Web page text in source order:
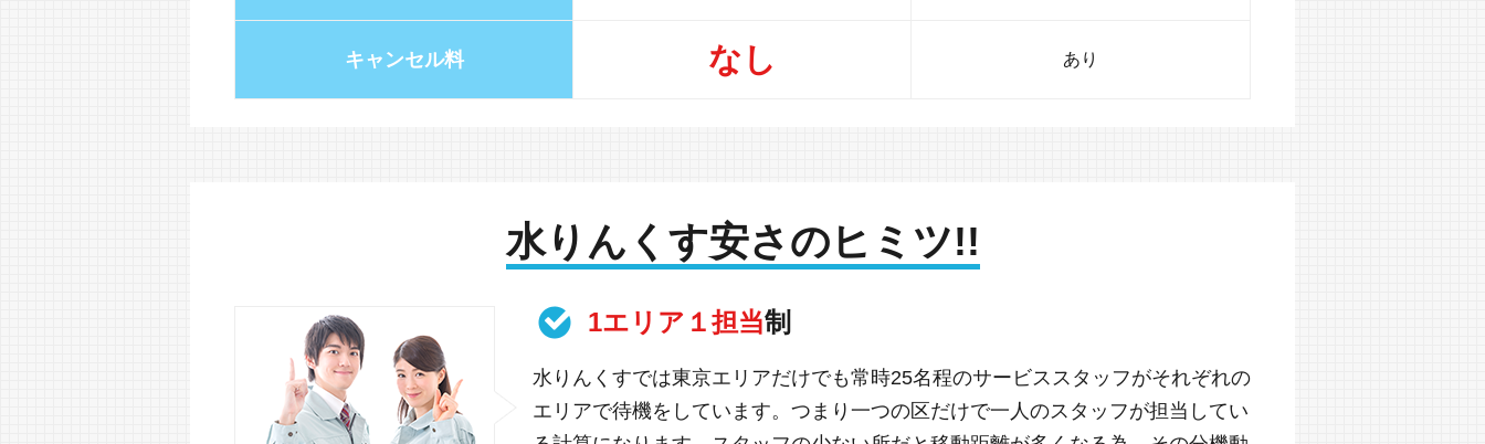
キャンセル料 なし あり
水りんくす安さのヒミツ!!
1エリア１担当制
水りんくすでは東京エリアだけでも常時25名程のサービススタッフがそれぞれの
エリアで待機をしています。つまり一つの区だけで一人のスタッフが担当してい